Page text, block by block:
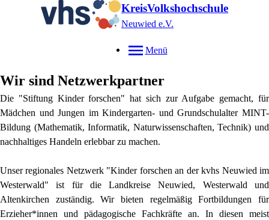
KreisVolkshochschule
Neuwied e.V.
Menü
Wir sind Netzwerkpartner
Die "Stiftung Kinder forschen" hat sich zur Aufgabe gemacht, für
Mädchen und Jungen im Kindergarten- und Grundschulalter MINT-
Bildung (Mathematik, Informatik, Naturwissenschaften, Technik) und
nachhaltiges Handeln erlebbar zu machen.
Unser regionales Netzwerk "Kinder forschen an der kvhs Neuwied im
Westerwald" ist für die Landkreise Neuwied, Westerwald und
Altenkirchen zuständig. Wir bieten regelmäßig Fortbildungen für
Erzieher*innen und pädagogische Fachkräfte an. In diesen meist